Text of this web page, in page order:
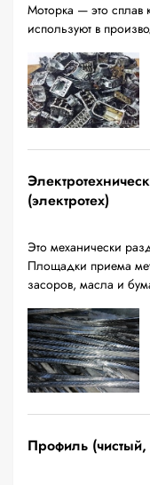
Моторка — это сплав
используют в
(электротех)
Это механически
Площадки приема
засоров, масла и
Профиль